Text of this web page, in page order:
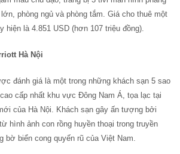
phòng ngủ và phòng tắm. Giá cho thuê một
hiện là 4.851 USD (hơn 107 triệu đồng).
Hà Nội
đánh giá là một trong những khách sạn 5 sao
cấp nhất khu vực Đông Nam Á, tọa lạc tại
của Hà Nội. Khách sạn gây ấn tượng bởi
hình ảnh con rồng huyền thoại trong truyền
bờ biển cong quyến rũ của Việt Nam.